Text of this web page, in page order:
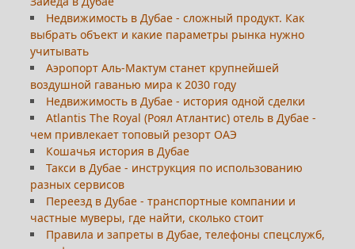
Недвижимость в Дубае - сложный продукт. Как
выбрать объект и какие параметры рынка нужно
учитывать
Аэропорт Аль-Мактум станет крупнейшей
воздушной гаванью мира к 2030 году
Недвижимость в Дубае - история одной сделки
Atlantis The Royal (Роял Атлантис) отель в Дубае -
чем привлекает топовый резорт ОАЭ
Кошачья история в Дубае
Такси в Дубае - инструкция по использованию
разных сервисов
Переезд в Дубае - транспортные компании и
частные муверы, где найти, сколько стоит
Правила и запреты в Дубае, телефоны спецслужб,